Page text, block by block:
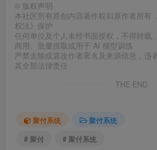
© 版权声明
本社区所有原创内容著作权归原作者所有
权法》保护
任何单位及个人未经书面授权，不得转载
商用、批量抓取或用于 AI 模型训练
严禁去除或篡改作者署名及来源信息，违
其全部法律责任
THE END
聚付系统
聚付系统
# 聚付
# 聚付系统